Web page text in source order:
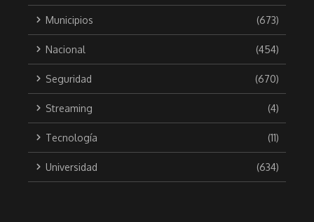
Municipios (673)
Nacional (454)
Seguridad (670)
Streaming (4)
Tecnología (11)
Universidad (634)